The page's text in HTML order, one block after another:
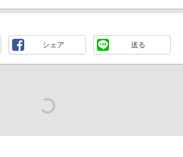
シェア 送る